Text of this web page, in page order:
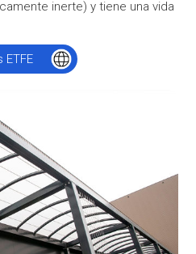
inerte) y tiene una vida